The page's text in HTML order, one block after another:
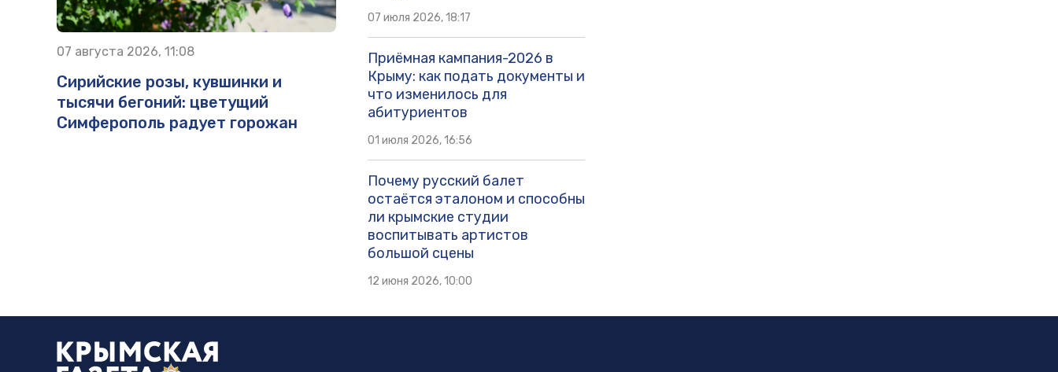
07 августа 2026, 11:08
Сирийские розы, кувшинки и
тысячи бегоний: цветущий
Симферополь радует горожан
07 июля 2026, 18:17
Приёмная кампания-2026 в
Крыму: как подать документы и
что изменилось для
абитуриентов
01 июля 2026, 16:56
Почему русский балет
остаётся эталоном и способны
ли крымские студии
воспитывать артистов
большой сцены
12 июня 2026, 10:00